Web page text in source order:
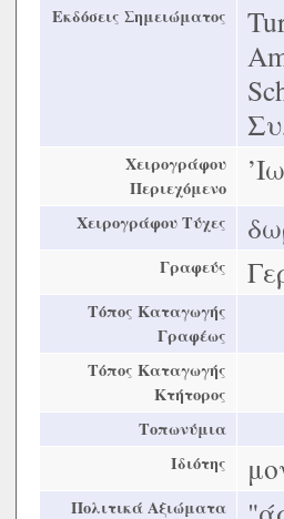
Εκδόσεις Σημειώματος
Χειρογράφου
Περιεχόμενο
Χειρογράφου Τύχες
Γραφεύς
Τόπος Καταγωγής
Γραφέως
Τόπος Καταγωγής
Κτήτορος
Τοπωνύμια
Ιδιότης
Πολιτικά Αξιώματα